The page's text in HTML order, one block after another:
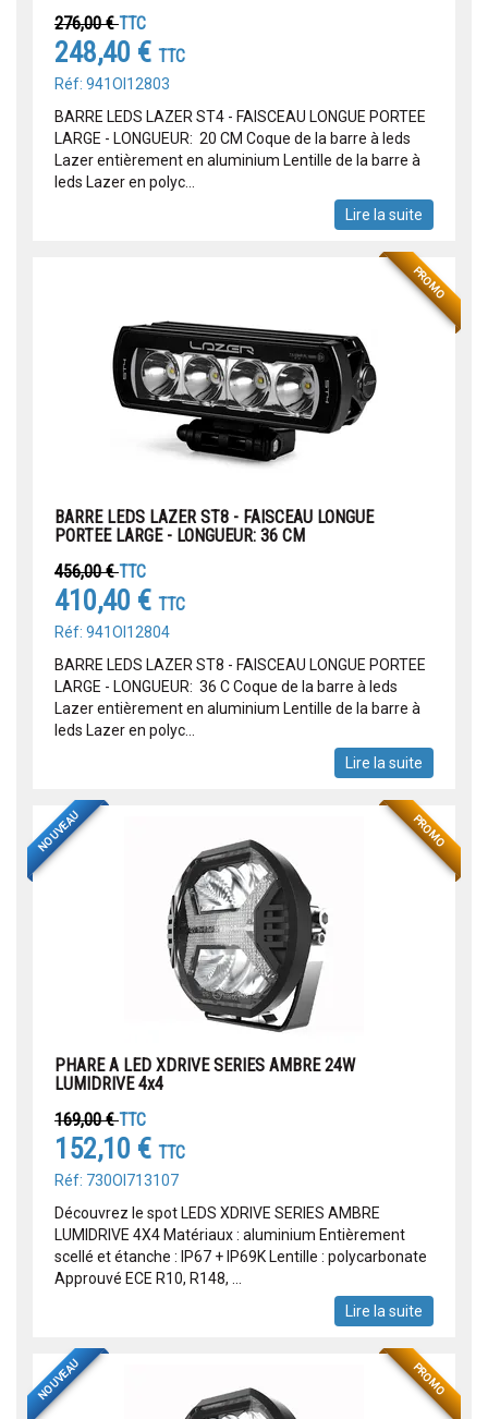
276,00 €TTC
248,40 € TTC
Réf: 941OI12803
BARRE LEDS LAZER ST4 - FAISCEAU LONGUE PORTEE
LARGE - LONGUEUR: 20 CM Coque de la barre à leds
Lazer entièrement en aluminium Lentille de la barre à
leds Lazer en polyc...
Lire la suite
PROMO
BARRE LEDS LAZER ST8 - FAISCEAU LONGUE
PORTEE LARGE - LONGUEUR: 36 CM
456,00 €TTC
410,40 € TTC
Réf: 941OI12804
BARRE LEDS LAZER ST8 - FAISCEAU LONGUE PORTEE
LARGE - LONGUEUR: 36 C Coque de la barre à leds
Lazer entièrement en aluminium Lentille de la barre à
leds Lazer en polyc...
Lire la suite
PROMO
NOUVEAU
PHARE A LED XDRIVE SERIES AMBRE 24W
LUMIDRIVE 4x4
169,00 €TTC
152,10 € TTC
Réf: 730OI713107
Découvrez le spot LEDS XDRIVE SERIES AMBRE
LUMIDRIVE 4X4 Matériaux : aluminium Entièrement
scellé et étanche : IP67 + IP69K Lentille : polycarbonate
Approuvé ECE R10, R148, ...
Lire la suite
PROMO
NOUVEAU